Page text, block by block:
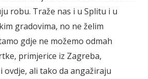
robu. Traže nas i u Splitu i u
gradovima, no ne želim
gdje ne možemo odmah
primjerice iz Zagreba,
ovdje, ali tako da angažiraju